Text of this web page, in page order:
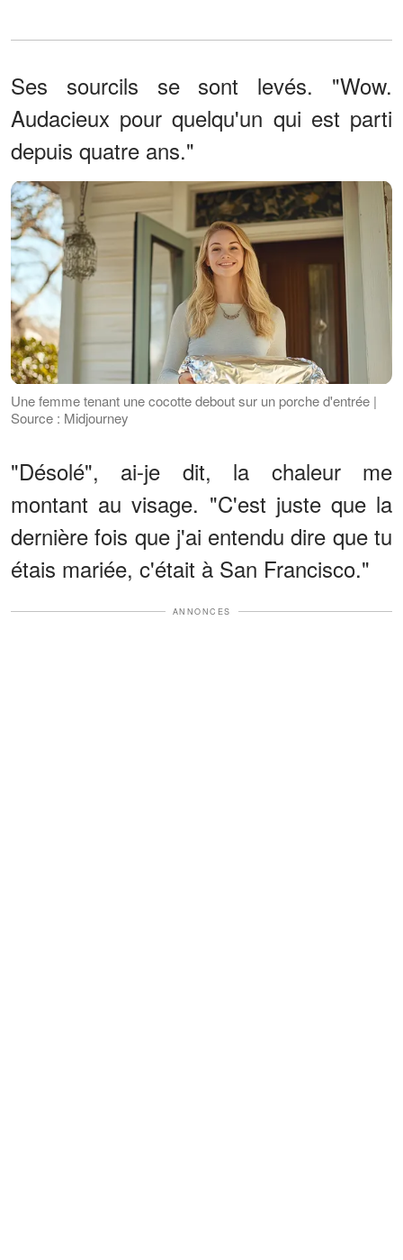
Ses sourcils se sont levés. "Wow.
Audacieux pour quelqu'un qui est parti
depuis quatre ans."
Une femme tenant une cocotte debout sur un porche d'entrée |
Source : Midjourney
"Désolé", ai-je dit, la chaleur me
montant au visage. "C'est juste que la
dernière fois que j'ai entendu dire que tu
étais mariée, c'était à San Francisco."
ANNONCES